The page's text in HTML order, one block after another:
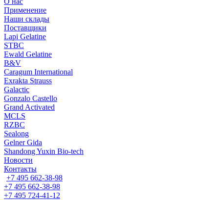
Применение
Наши склады
Поставщики
Lapi Gelatine
STBC
Ewald Gelatine
B&V
Caragum International
Exrakta Strauss
Galactic
Gonzalo Castello
Grand Activated
MCLS
RZBC
Sealong
Gelner Gida
Shandong Yuxin Bio-tech
Новости
Контакты
+7 495 662-38-98
+7 495 662-38-98
+7 495 724-41-12